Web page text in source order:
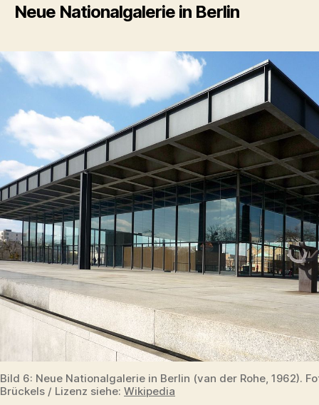
Neue Nationalgalerie in Berlin
Bild 6: Neue Nationalgalerie in Berlin (van der Rohe, 1962).
Brückels / Lizenz siehe: Wikipedia